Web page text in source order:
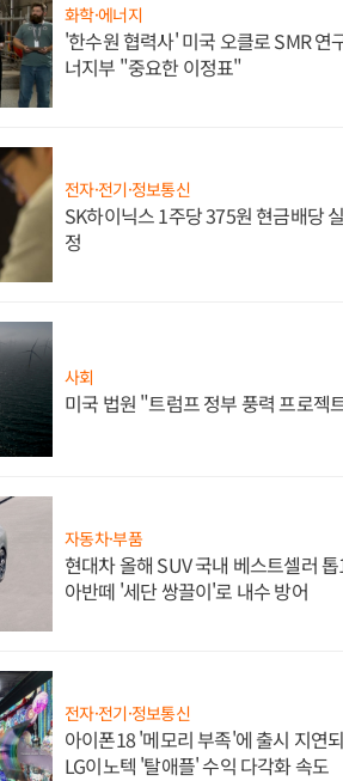
화학·에너지
'한수원 협력사' 미국 오클로 SMR 연
너지부 "중요한 이정표"
전자·전기·정보통신
SK하이닉스 1주당 375원 현금배당
정
사회
미국 법원 "트럼프 정부 풍력 프로젝
자동차·부품
현대차 올해 SUV 국내 베스트셀러
아반떼 '세단 쌍끌이'로 내수 방어
전자·전기·정보통신
아이폰18 '메모리 부족'에 출시 지연
LG이노텍 '탈애플' 수익 다각화 속도